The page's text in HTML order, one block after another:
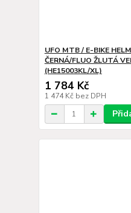
UFO MTB / E-BIKE
ČERNÁ/FLUO ŽLUTÁ
(HE15003KL/XL)
1 784 Kč
1 474 Kč bez DPH